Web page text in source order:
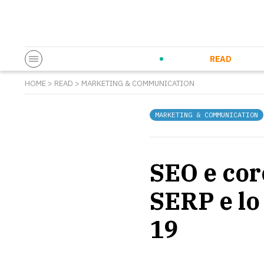
READ
HOME > READ > MARKETING & COMMUNICATION
MARKETING & COMMUNICATION
SEO e
SERP e
19